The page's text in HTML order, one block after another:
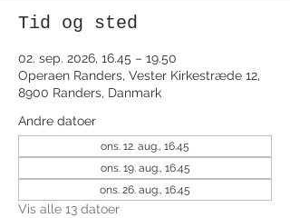
Tid og sted
02. sep. 2026, 16.45 – 19.50
Operaen Randers, Vester Kirkestræde 12,
8900 Randers, Danmark
Andre datoer
ons. 12. aug., 16.45
ons. 19. aug., 16.45
ons. 26. aug., 16.45
Vis alle 13 datoer